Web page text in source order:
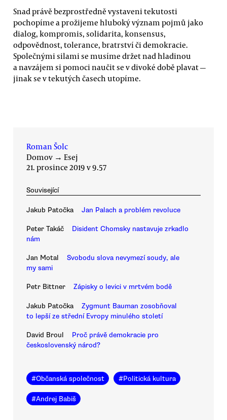
Snad právě bezprostředně vystaveni tekutosti
pochopíme a prožijeme hluboký význam pojmů jako
dialog, kompromis, solidarita, konsensus,
odpovědnost, tolerance, bratrství či demokracie.
Společnými silami se musíme držet nad hladinou
a navzájem si pomoci naučit se v divoké době plavat —
jinak se v tekutých časech utopíme.
Roman Šolc
Domov → Esej
21. prosince 2019 v 9.57
Související
Jakub Patočka Jan Palach a problém revoluce
Peter Takáč
Disident Chomsky nastavuje zrkadlo
nám
Jan Motal
Svobodu slova nevymezí soudy, ale
my sami
Petr Bittner Zápisky o levici v mrtvém bodě
Jakub Patočka
Zygmunt Bauman zosobňoval
to lepší ze střední Evropy minulého století
David Broul
Proč právě demokracie pro
československý národ?
#Občanská společnost #Politická kultura
#Andrej Babiš